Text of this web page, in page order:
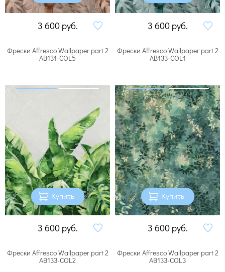
3 600 руб. 3 600 руб.
Фрески Affresco Wallpaper part 2
AB131-COL5
Купить
3 600 руб.
Фрески Affresco Wallpaper part 2
AB133-COL1
Купить
3 600 руб.
Фрески Affresco Wallpaper part 2
AB133-COL2
Фрески Affresco Wallpaper part 2
AB133-COL3